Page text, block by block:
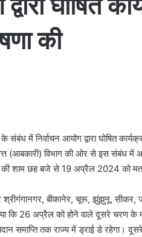
की
में निर्वाचन आयोग द्वारा घोषित
वित्त (आबकारी) विभाग की ओर से इस
शाम छह बजे से 19 अप्रैल 2024 को
बीकानेर, चूरू, झुंझुनू, सीकर,
कि 26 अप्रैल को होने वाले दूसरे चरण के
समाप्ति तक राज्य में ड्राई डे रहेगा।